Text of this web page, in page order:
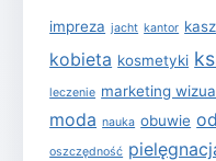
impreza jacht kantor
kobieta kosmetyki
leczenie marketing
moda nauka obuwie
oszczędność